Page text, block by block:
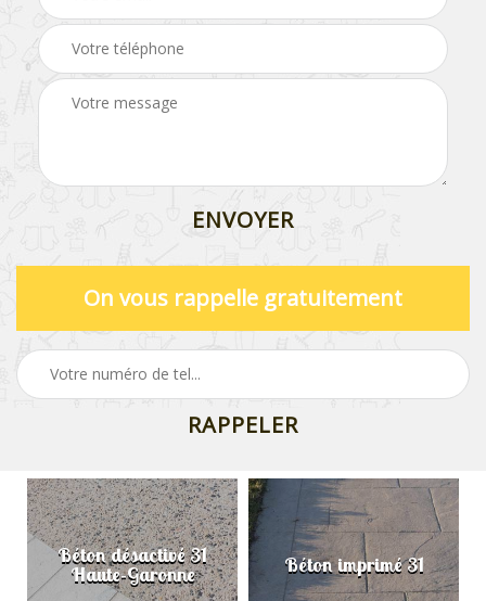
On vous rappelle gratuitement
Béton désactivé 31
Haute-Garonne Béton imprimé 31